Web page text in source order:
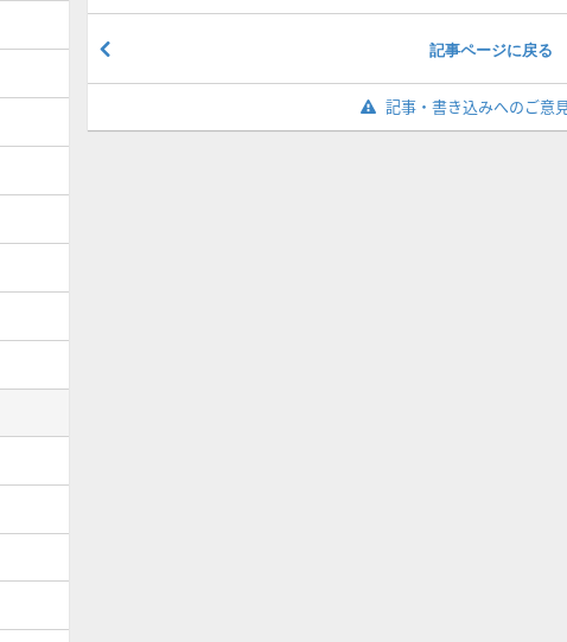
記事ページに戻る
記事・書き込みへのご意